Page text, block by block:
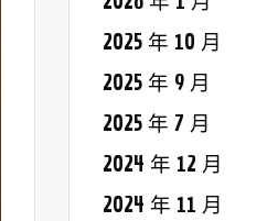
2025 年 10 月
2025 年 9 月
2025 年 7 月
2024 年 12 月
2024 年 11 月